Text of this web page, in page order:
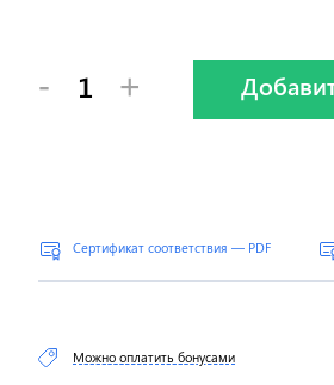
- +
Сертификат соответствия — PDF
Можно оплатить бонусами